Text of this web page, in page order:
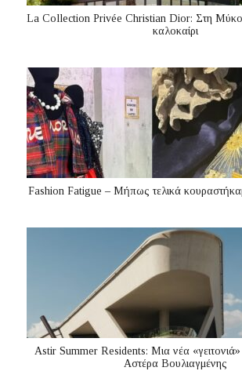
La Collection Privée Christian Dior: Στη
καλοκαίρι
Fashion Fatigue – Μήπως τελικά
Astir Summer Residents: Μια νέα
Αστέρα Βουλιαγμένης